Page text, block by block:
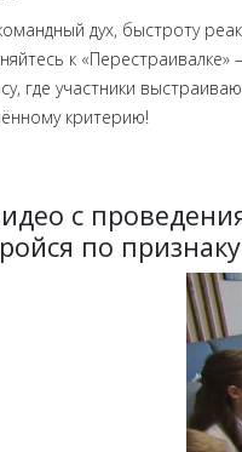
дух, быстроту
к
где участники
критерию!
с
по